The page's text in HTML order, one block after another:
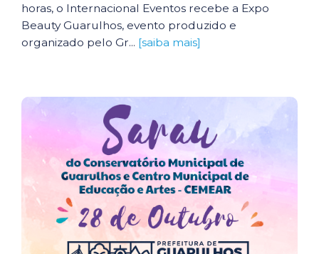
horas, o Internacional Eventos recebe a Expo
Beauty Guarulhos, evento produzido e
organizado pelo Gr... [saiba mais]